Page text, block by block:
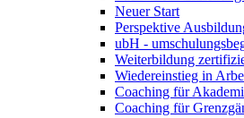
Neuer Start
Perspektive
ubH -
Weiterbildung
Wiedereinstieg in
Coaching für
Coaching für